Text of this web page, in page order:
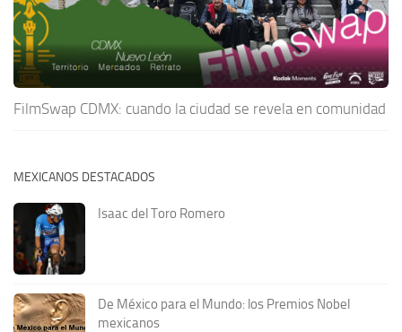
FilmSwap CDMX: cuando la ciudad se revela en comunidad
MEXICANOS DESTACADOS
Isaac del Toro Romero
De México para el Mundo: los Premios Nobel
mexicanos